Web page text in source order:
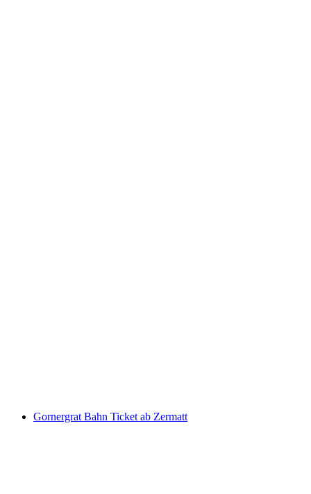
Gornergrat Bahn Ticket ab Zermatt